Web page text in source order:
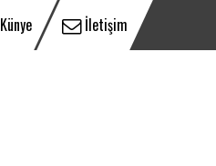
Künye İletişim